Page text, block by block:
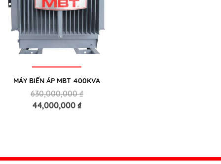
MÁY BIẾN ÁP MBT 400KVA
630,000,000₫
44,000,000₫